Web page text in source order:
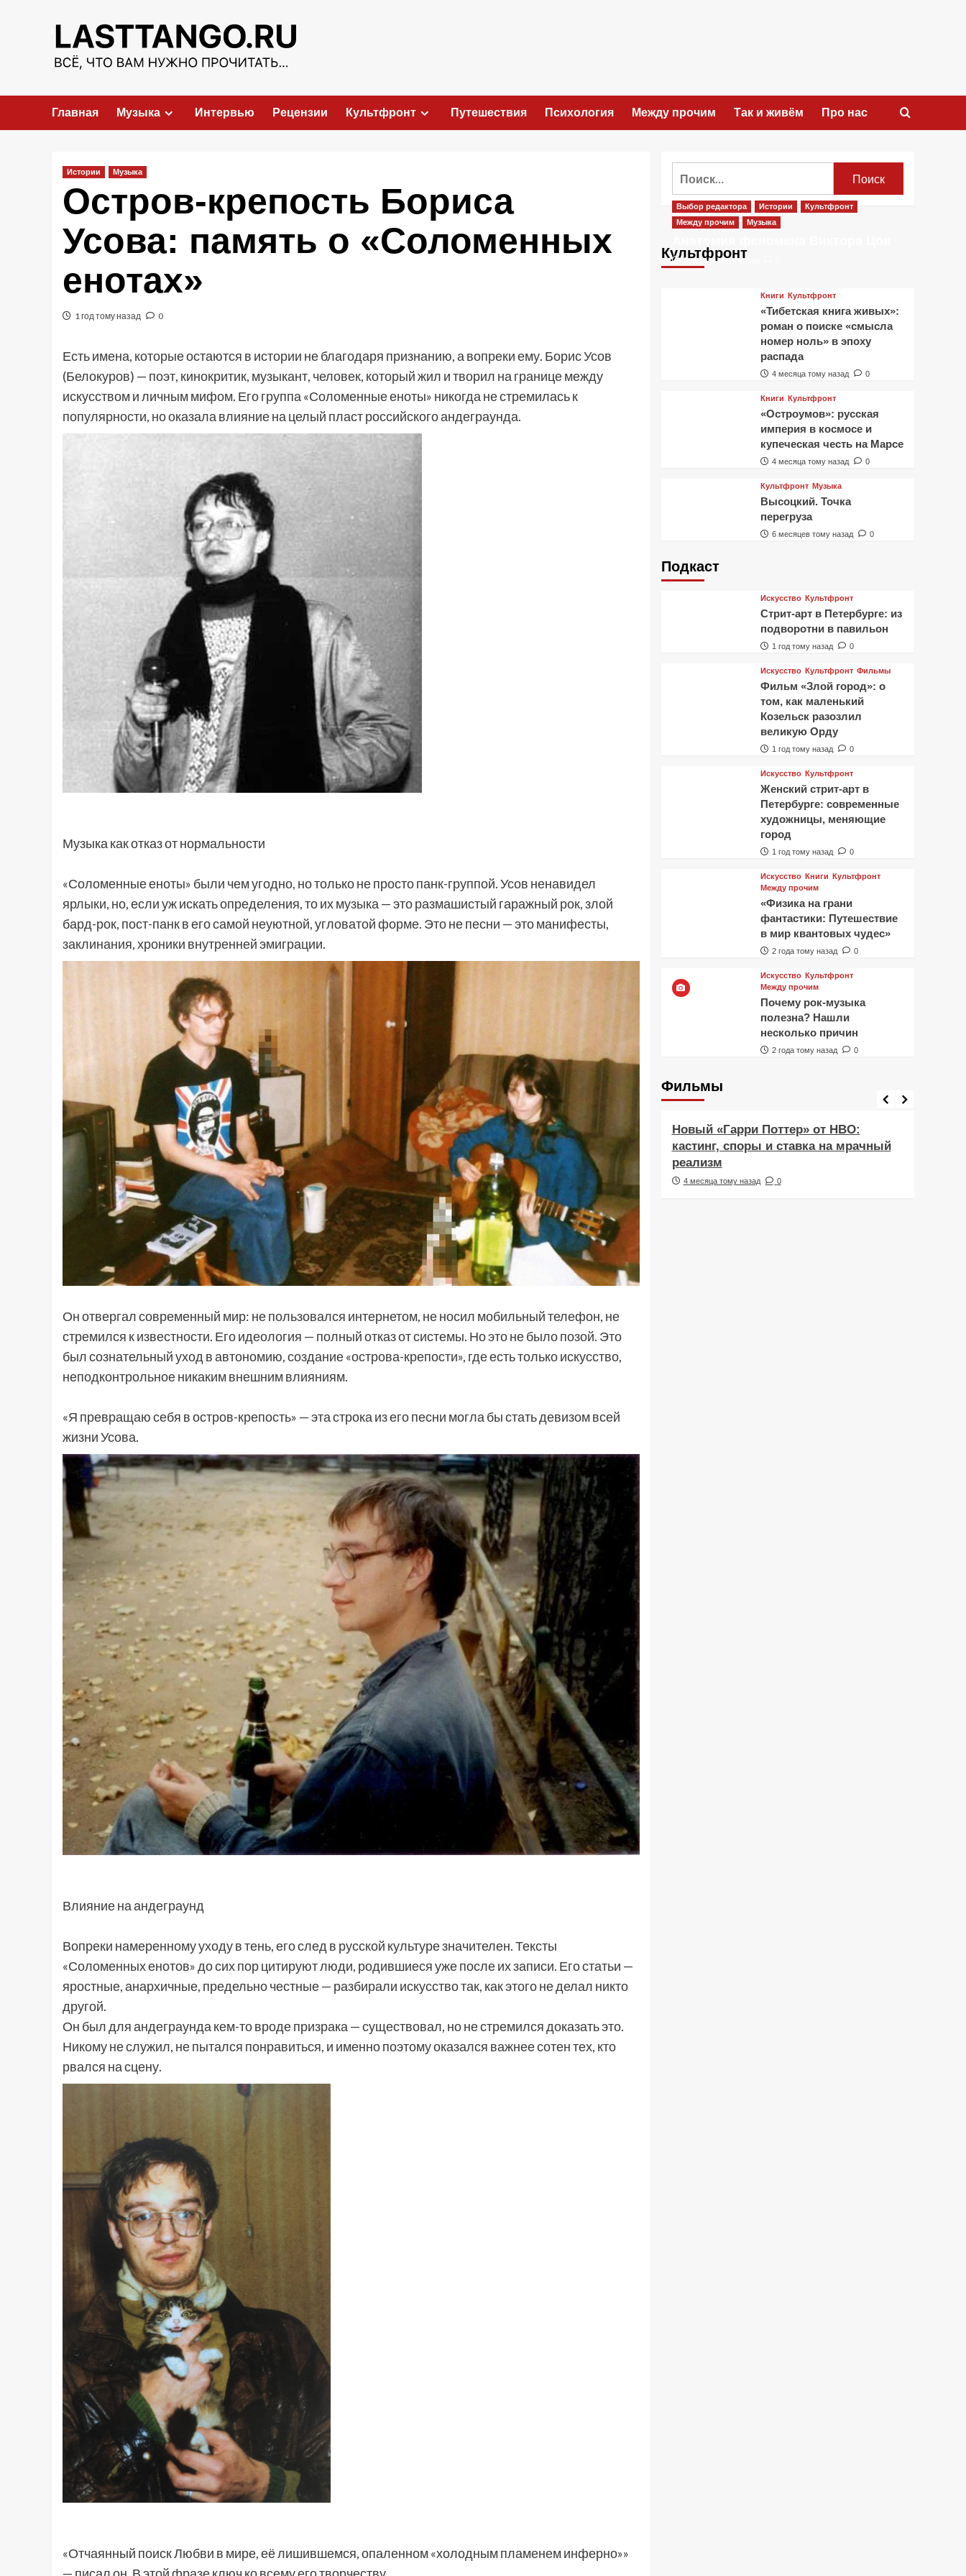
содержимому
Главная Музыка Интервью Рецензии Культфронт Путешествия Психология Между прочим Так и живём Про нас
Истории Музыка
Остров-крепость Бориса
Усова: память о «Соломенных
енотах»
1 год тому назад 0
Есть имена, которые остаются в истории не благодаря признанию, а вопреки ему. Борис Усов
(Белокуров) — поэт, кинокритик, музыкант, человек, который жил и творил на границе между
искусством и личным мифом. Его группа «Соломенные еноты» никогда не стремилась к
популярности, но оказала влияние на целый пласт российского андеграунда.
Музыка как отказ от нормальности
«Соломенные еноты» были чем угодно, но только не просто панк-группой. Усов ненавидел
ярлыки, но, если уж искать определения, то их музыка — это размашистый гаражный рок, злой
бард-рок, пост-панк в его самой неуютной, угловатой форме. Это не песни — это манифесты,
заклинания, хроники внутренней эмиграции.
Он отвергал современный мир: не пользовался интернетом, не носил мобильный телефон, не
стремился к известности. Его идеология — полный отказ от системы. Но это не было позой. Это
был сознательный уход в автономию, создание «острова-крепости», где есть только искусство,
неподконтрольное никаким внешним влияниям.
«Я превращаю себя в остров-крепость» — эта строка из его песни могла бы стать девизом всей
жизни Усова.
Влияние на андеграунд
Вопреки намеренному уходу в тень, его след в русской культуре значителен. Тексты
«Соломенных енотов» до сих пор цитируют люди, родившиеся уже после их записи. Его статьи —
яростные, анархичные, предельно честные — разбирали искусство так, как этого не делал никто
другой.
Он был для андеграунда кем-то вроде призрака — существовал, но не стремился доказать это.
Никому не служил, не пытался понравиться, и именно поэтому оказался важнее сотен тех, кто
рвался на сцену.
«Отчаянный поиск Любви в мире, её лишившемся, опаленном «холодным пламенем инферно»»
Культфронт
Выбор редактора Истории
Культфронт
Между прочим
Музыка
3 недели тому назад
Книги Культфронт
«Тибетская книга живых»:
роман о поиске «смысла
номер ноль» в эпоху
распада
4 месяца тому назад 0
Книги Культфронт
«Остроумов»: русская
империя в космосе и
купеческая честь на Марсе
4 месяца тому назад 0
Культфронт Музыка
Высоцкий. Точка
перегруза
6 месяцев тому назад 0
Подкаст
Искусство Культфронт
Стрит-арт в Петербурге: из
подворотни в павильон
1 год тому назад 0
Искусство Культфронт Фильмы
Фильм «Злой город»: о
том, как маленький
Козельск разозлил
великую Орду
1 год тому назад 0
Искусство Культфронт
Женский стрит-арт в
Петербурге: современные
художницы, меняющие
город
1 год тому назад 0
Искусство Книги Культфронт
Между прочим
«Физика на грани
фантастики: Путешествие
в мир квантовых чудес»
2 года тому назад 0
Искусство Культфронт
Между прочим
Почему рок-музыка
полезна? Нашли
несколько причин
2 года тому назад 0
Фильмы
Фильмы
«Как приручить лису»: триллер,
который охотится не за маньяком, а
за человеческими слабостями
9 месяцев тому назад 0
Фильмы
Новый «Гарри Поттер» от HBO:
кастинг, споры и ставка на мрачный
реализм
4 месяца тому назад 0